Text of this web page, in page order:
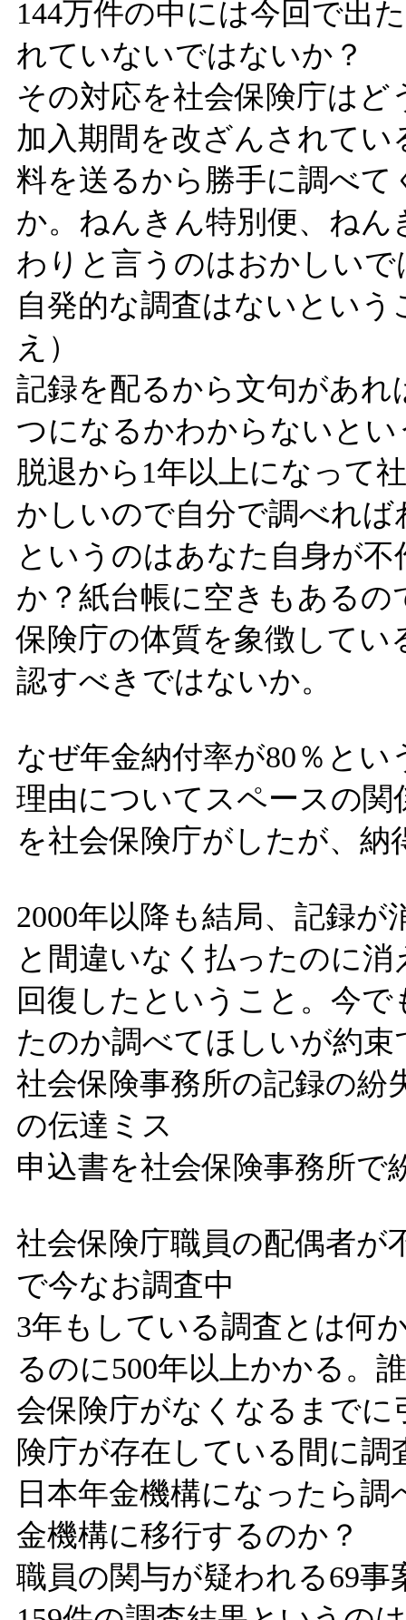
144万件の中には今回で出
れていないではないか？
その対応を社会保険庁はど
加入期間を改ざんされて
料を送るから勝手に調べ
か。ねんきん特別便、ね
わりと言うのはおかしいで
自発的な調査はないとい
え）
記録を配るから文句があ
つになるかわからないと
脱退から1年以上になって
かしいので自分で調べれ
というのはあなた自身が
か？紙台帳に空きもある
保険庁の体質を象徴して
認すべきではないか。
なぜ年金納付率が80％と
理由についてスペースの
を社会保険庁がしたが、納
2000年以降も結局、記録
と間違いなく払ったのに
回復したということ。今
たのか調べてほしいが約束
社会保険事務所の記録の紛
の伝達ミス
申込書を社会保険事務所で
社会保険庁職員の配偶者が
で今なお調査中
3年もしている調査とは何
るのに500年以上かかる。
会保険庁がなくなるまで
険庁が存在している間に
日本年金機構になったら
金機構に移行するのか？
職員の関与が疑われる69事